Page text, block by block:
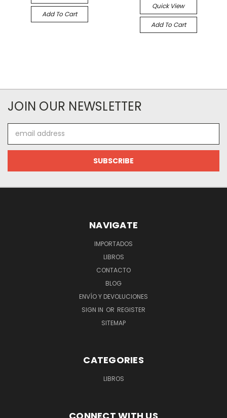
Add To Cart
Quick View
Add To Cart
JOIN OUR NEWSLETTER
Address
NAVIGATE
IMPORTADOS
LIBROS
CONTACTO
BLOG
ENVÍO Y DEVOLUCIONES
SIGN IN OR REGISTER
SITEMAP
CATEGORIES
LIBROS